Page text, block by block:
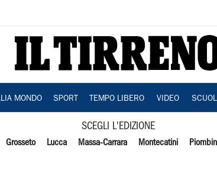
MONDO SPORT TEMPO LIBERO VIDEO
SCEGLI L'EDIZIONE
Grosseto Lucca Massa-Carrara Montecatini